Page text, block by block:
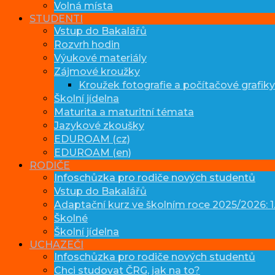
Volná místa
STUDENTI
Vstup do Bakalářů
Rozvrh hodin
Výukové materiály
Zájmové kroužky
Kroužek fotografie a počítačové grafiky
Školní jídelna
Maturita a maturitní témata
Jazykové zkoušky
EDUROAM (cz)
EDUROAM (en)
RODIČE
Infoschůzka pro rodiče nových studentů
Vstup do Bakalářů
Adaptační kurz ve školním roce 2025/2026:
Školné
Školní jídelna
UCHAZEČI
Infoschůzka pro rodiče nových studentů
Chci studovat ČRG, jak na to?